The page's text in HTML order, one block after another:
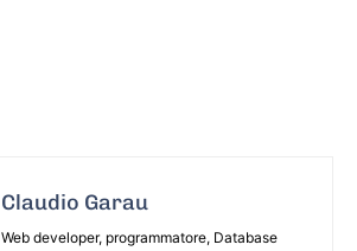
Claudio Garau
Web developer, programmatore, Database